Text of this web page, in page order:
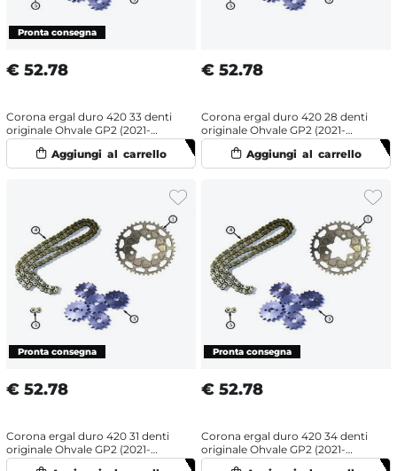
€ 52.78
Corona ergal duro 420 33 denti
originale Ohvale GP2 (2021-
2025)
€ 52.78
Corona ergal duro 420 28 denti
originale Ohvale GP2 (2021-
2025)
€ 52.78
Corona ergal duro 420 31 denti
originale Ohvale GP2 (2021-
2025)
€ 52.78
Corona ergal duro 420 34 denti
originale Ohvale GP2 (2021-
2025)